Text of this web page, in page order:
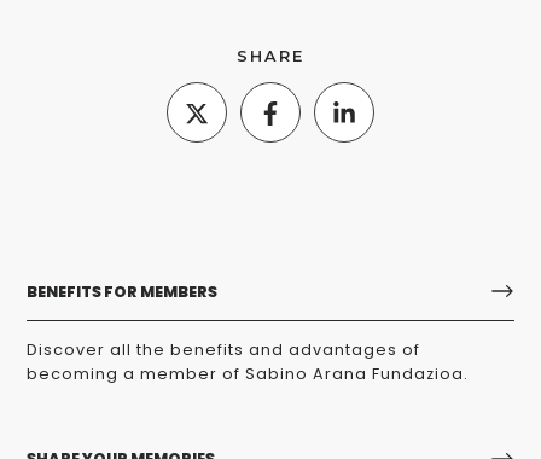
SHARE
BENEFITS FOR MEMBERS
Discover all the benefits and advantages of
becoming a member of Sabino Arana Fundazioa.